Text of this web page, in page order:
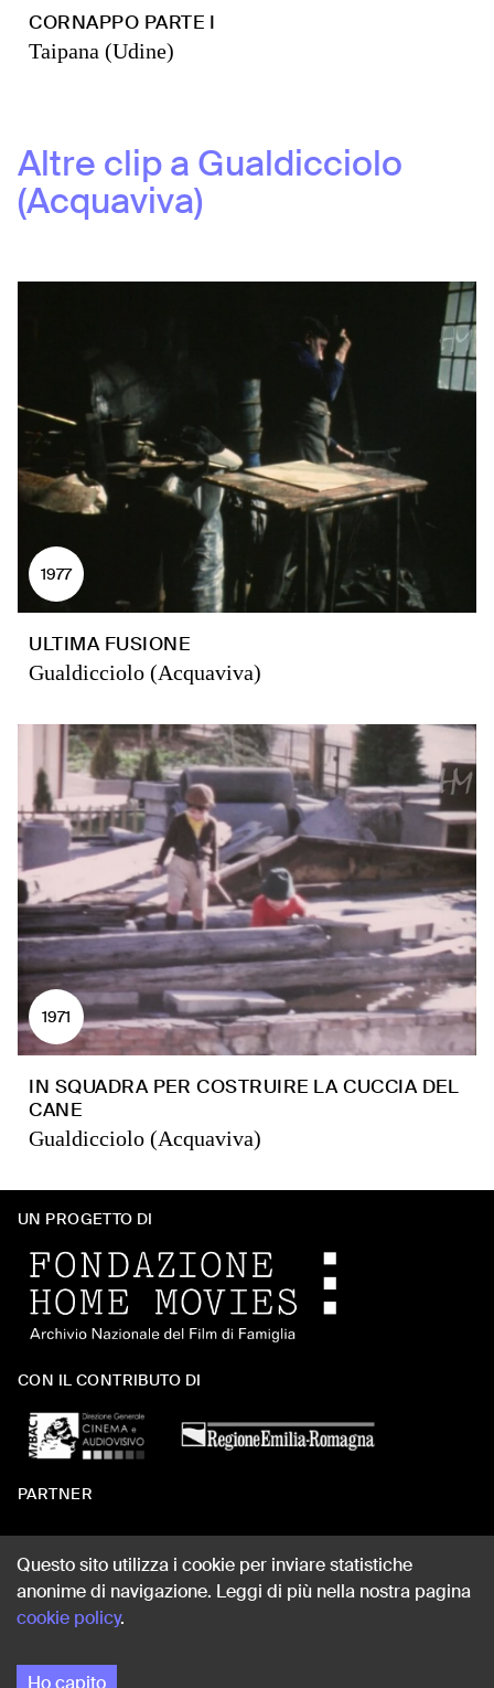
CORNAPPO PARTE I
Taipana (Udine)
Altre clip a Gualdicciolo
(Acquaviva)
1977
ULTIMA FUSIONE
Gualdicciolo (Acquaviva)
1971
IN SQUADRA PER COSTRUIRE LA CUCCIA DEL
CANE
Gualdicciolo (Acquaviva)
UN PROGETTO DI
CON IL CONTRIBUTO DI
PARTNER
WEB DESIGN
Questo sito utilizza i cookie per inviare statistiche
anonime di navigazione. Leggi di più nella nostra pagina
cookie policy.
Ho capito